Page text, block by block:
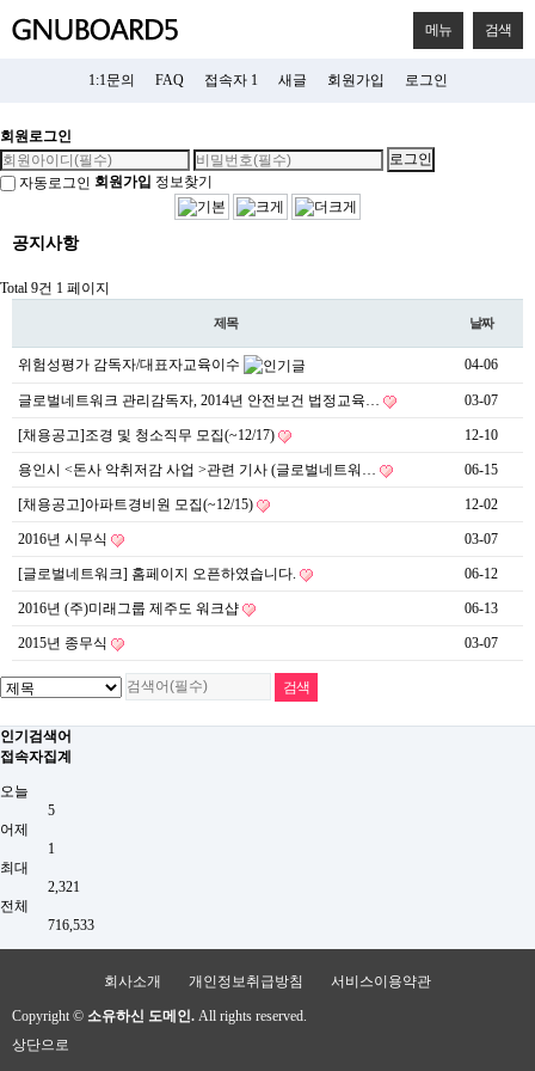
메뉴 검색
1:1문의 FAQ 접속자 1 새글 회원가입 로그인
회원로그인
자동로그인 회원가입 정보찾기
공지사항
Total 9건 1 페이지
제목 날짜
위험성평가 감독자/대표자교육이수 04-06
글로벌네트워크 관리감독자, 2014년 안전보건 법정교육… 03-07
[채용공고]조경 및 청소직무 모집(~12/17) 12-10
용인시 <돈사 악취저감 사업 >관련 기사 (글로벌네트워… 06-15
[채용공고]아파트경비원 모집(~12/15) 12-02
2016년 시무식 03-07
[글로벌네트워크] 홈페이지 오픈하였습니다. 06-12
2016년 (주)미래그룹 제주도 워크샵 06-13
2015년 종무식 03-07
인기검색어
접속자집계
오늘
5
어제
1
최대
2,321
전체
716,533
회사소개 개인정보취급방침 서비스이용약관
Copyright © 소유하신 도메인. All rights reserved.
상단으로